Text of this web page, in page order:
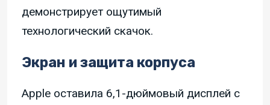
демонстрирует ощутимый
технологический скачок.
Экран и защита корпуса
Apple оставила 6,1-дюймовый дисплей с